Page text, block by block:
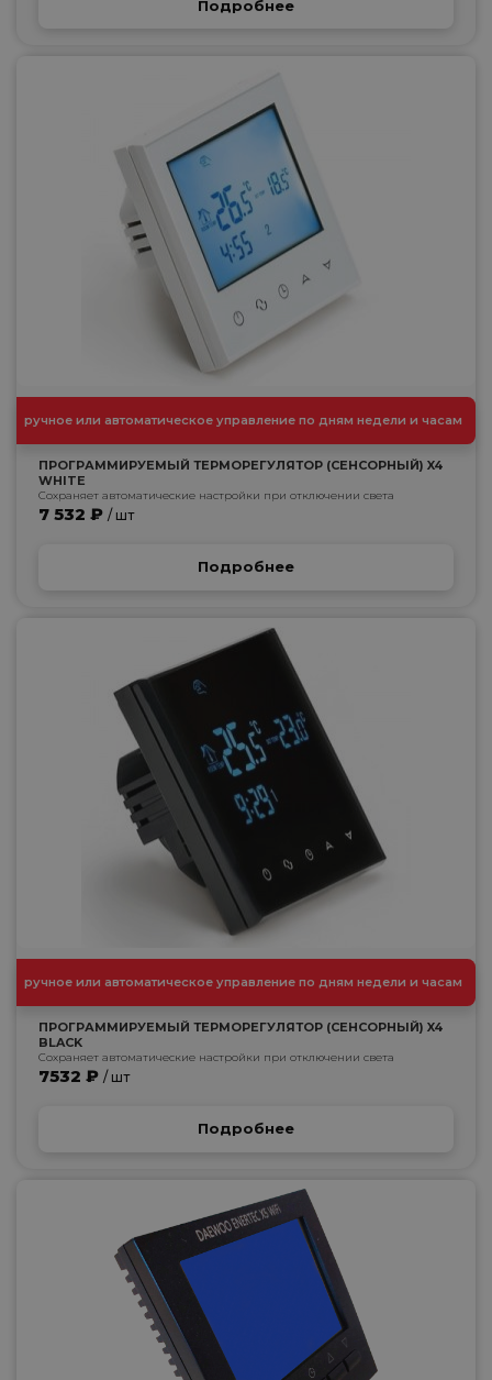
Подробнее
ручное или автоматическое управление по дням недели и часам
ПРОГРАММИРУЕМЫЙ ТЕРМОРЕГУЛЯТОР (СЕНСОРНЫЙ) X4
WHITE
Сохраняет автоматические настройки при отключении света
7 532 ₽ / шт
Подробнее
ручное или автоматическое управление по дням недели и часам
ПРОГРАММИРУЕМЫЙ ТЕРМОРЕГУЛЯТОР (СЕНСОРНЫЙ) X4
BLACK
Сохраняет автоматические настройки при отключении света
7532 ₽ / шт
Подробнее